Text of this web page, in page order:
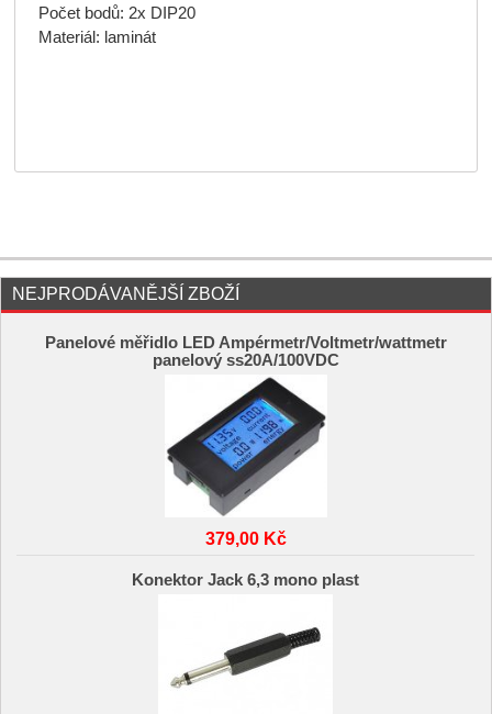
Počet bodů: 2x DIP20
Materiál: laminát
NEJPRODÁVANĚJŠÍ ZBOŽÍ
Panelové měřidlo LED Ampérmetr/Voltmetr/wattmetr
panelový ss20A/100VDC
379,00 Kč
Konektor Jack 6,3 mono plast